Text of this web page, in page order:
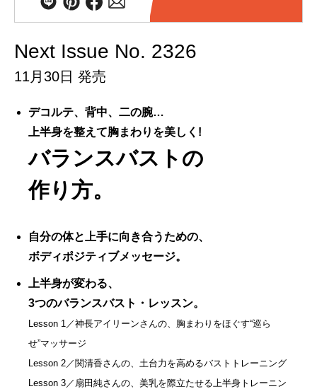
Next Issue No. 2326
11月30日 発売
デコルテ、背中、二の腕…
上半身を整えて胸まわりを美しく!
バランスバストの
作り方。
自分の体と上手に向き合うための、
ボディポジティブメッセージ。
上半身が変わる、
3つのバランスバスト・レッスン。
Lesson 1／神長アイリーンさんの、胸まわりをほぐす“巡ら
せ”マッサージ
Lesson 2／関清香さんの、土台力を高めるバストトレーニング
Lesson 3／扇田純さんの、美乳を際立たせる上半身トレーニン